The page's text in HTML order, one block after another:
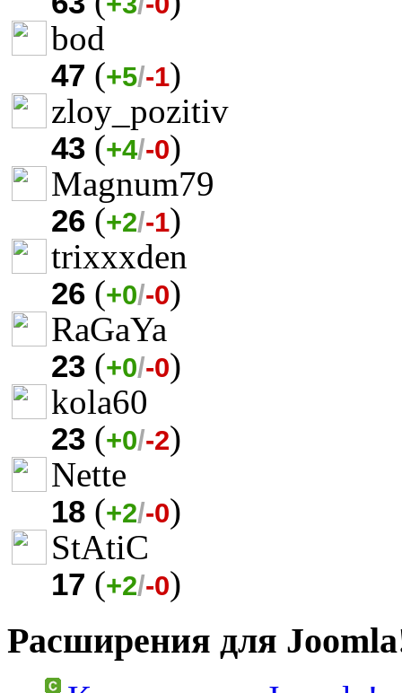
bod
47 (+5/-1)
zloy_pozitiv
43 (+4/-0)
Magnum79
26 (+2/-1)
trixxxden
26 (+0/-0)
RaGaYa
23 (+0/-0)
kola60
23 (+0/-2)
Nette
18 (+2/-0)
StAtiC
17 (+2/-0)
Расширения для